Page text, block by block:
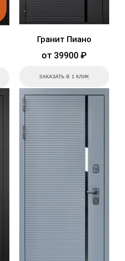
Гранит Пиано
от 39900 ₽
ЗАКАЗАТЬ В 1 КЛИК